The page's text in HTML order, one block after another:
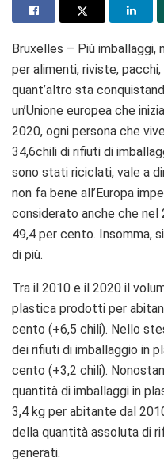
Bruxelles – Più
per alimenti, riviste,
quant’altro sta
un’Unione europea che
2020, ogni persona che
34,6chili di rifiuti di
sono stati riciclati, vale a
non fa bene all’Europa
considerato anche che nel
49,4 per cento. Insomma,
di più.
Tra il 2010 e il 2020 il
plastica prodotti per
cento (+6,5 chili). Nello
dei rifiuti di imballaggio in
cento (+3,2 chili).
quantità di imballaggi in
3,4 kg per abitante dal
della quantità assoluta di
generati.